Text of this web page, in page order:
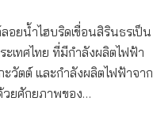
ลอยน้ำไฮบริดเขื่อนสิรินธรเป็น
ะเทศไทย ที่มีกำลังผลิตไฟฟ้า
วัตต์ และกำลังผลิตไฟฟ้าจาก
วยศักยภาพของ…